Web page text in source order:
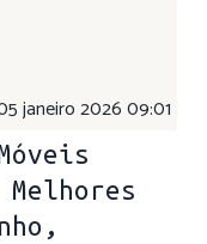
janeiro 2026 09:01
Melhores